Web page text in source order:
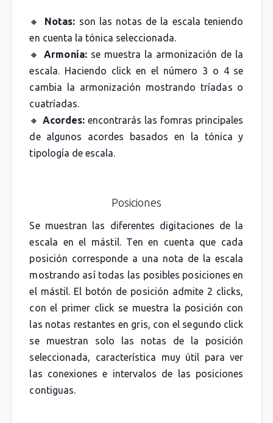
🔸 Notas: son las notas de la escala teniendo
en cuenta la tónica seleccionada.
🔸Armonía:se muestra la armonización de la
escala. Haciendo click en el número 3 o 4 se
cambia la armonización mostrando tríadas o
cuatríadas.
🔸 Acordes: encontrarás las fomras principales
de algunos acordes basados en la tónica y
tipología de escala.
Posiciones
Se muestran las diferentes digitaciones de la
escala en el mástil. Ten en cuenta que cada
posición corresponde a una nota de la escala
mostrando así todas las posibles posiciones en
el mástil. El botón de posición admite 2 clicks,
con el primer click se muestra la posición con
las notas restantes en gris, con el segundo click
se muestran solo las notas de la posición
seleccionada, característica muy útil para ver
las conexiones e intervalos de las posiciones
contiguas.